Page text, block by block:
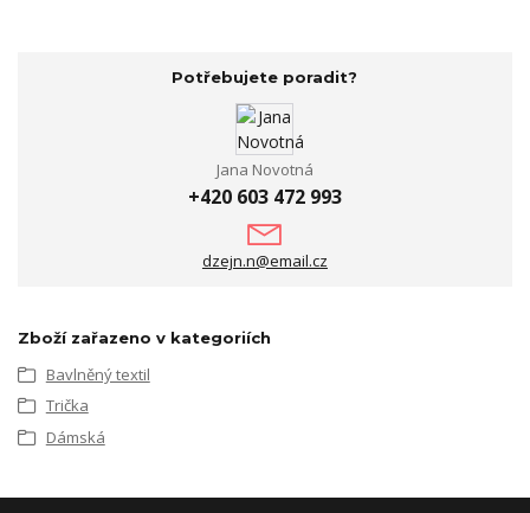
Potřebujete poradit?
Jana Novotná
+420 603 472 993
dzejn.n@email.cz
Zboží zařazeno v kategoriích
Bavlněný textil
Trička
Dámská